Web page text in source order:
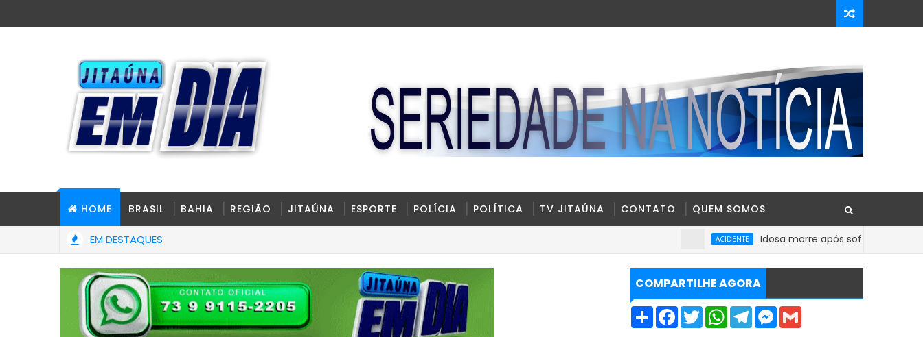
HOME BRASIL BAHIA REGIÃO JITAÚNA ESPORTE POLÍCIA POLÍTICA TV JITAÚNA CONTATO QUEM SOMOS
EM DESTAQUES Idosa morre após sofrer mal súbito no
COMPARTILHE AGORA
S
F
T
w
W
T
M